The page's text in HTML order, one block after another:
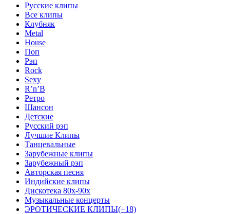
Русские клипы
Все клипы
Клубняк
Metal
House
Поп
Рэп
Rock
Sexy
R’n’B
Ретро
Шансон
Детские
Русский рэп
Лучшие Клипы
Танцевальные
Зарубежные клипы
Зарубежный рэп
Авторская песня
Индийские клипы
Дискотека 80х-90х
Музыкальные концерты
ЭРОТИЧЕСКИЕ КЛИПЫ(+18)